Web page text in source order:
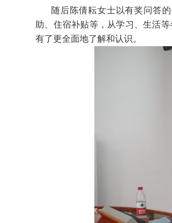
随后陈倩耘女士以有奖问答
助、住宿补贴等，从学习、生活
有了更全面地了解和认识。